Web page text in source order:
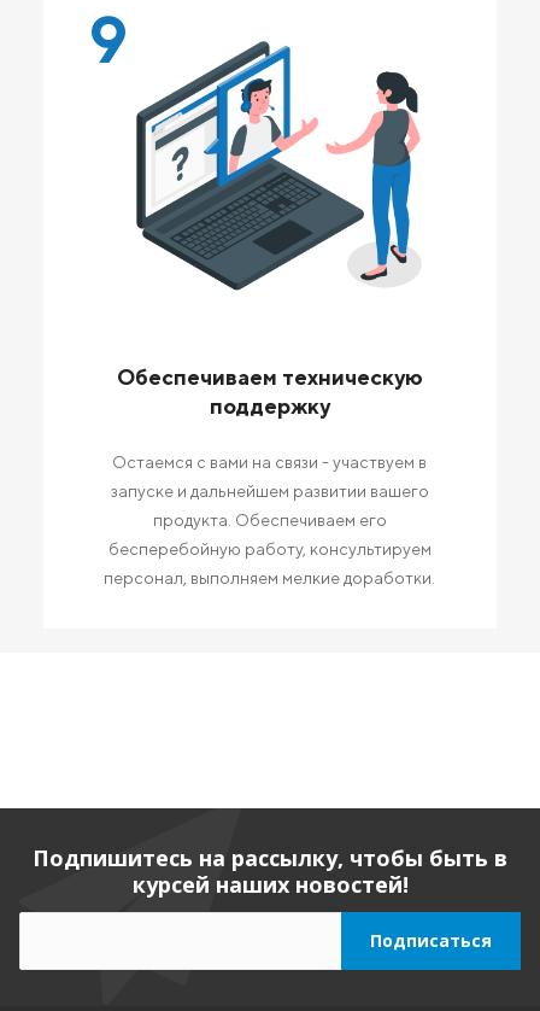
9
Обеспечиваем техническую
поддержку
Остаемся с вами на связи - участвуем в
запуске и дальнейшем развитии вашего
продукта. Обеспечиваем его
бесперебойную работу, консультируем
персонал, выполняем мелкие доработки.
Подпишитесь на рассылку, чтобы быть в
курсей наших новостей!